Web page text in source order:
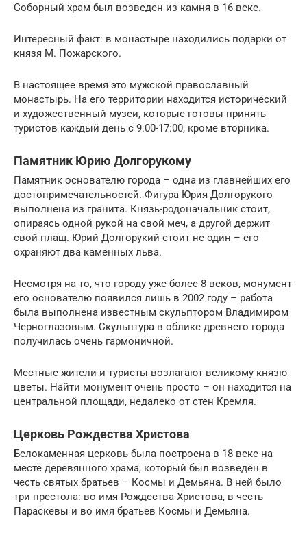
Соборный храм был возведен из камня в 16 веке.
Интересный факт: в монастыре находились подарки от
князя М. Пожарского.
В настоящее время это мужской православный
монастырь. На его территории находится исторический
и художественный музеи, которые готовы принять
туристов каждый день с 9:00-17:00, кроме вторника.
Памятник Юрию Долгорукому
Памятник основателю города – одна из главнейших его
достопримечательностей. Фигура Юрия Долгорукого
выполнена из гранита. Князь-родоначальник стоит,
опираясь одной рукой на свой меч, а другой держит
свой плащ. Юрий Долгорукий стоит не один – его
охраняют два каменных льва.
Несмотря на то, что городу уже более 8 веков, монумент
его основателю появился лишь в 2002 году – работа
была выполнена известным скульптором Владимиром
Черноглазовым. Скульптура в облике древнего города
получилась очень гармоничной.
Местные жители и туристы возлагают великому князю
цветы. Найти монумент очень просто – он находится на
центральной площади, недалеко от стен Кремля.
Церковь Рождества Христова
Белокаменная церковь была построена в 18 веке на
месте деревянного храма, который был возведён в
честь святых братьев – Космы и Демьяна. В ней было
три престола: во имя Рождества Христова, в честь
Параскевы и во имя братьев Космы и Демьяна.